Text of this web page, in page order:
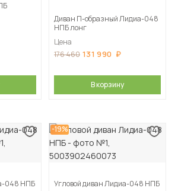
Диван П-образный Лидиа-048
НПБ лонг
Цена
176 460 131 990
В корзину
048 НПБ
-19%
Угловой диван Лидиа-048 НПБ